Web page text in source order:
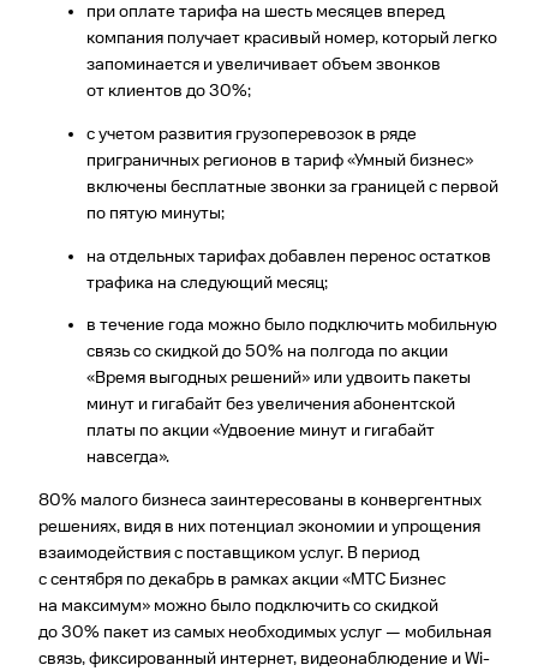
при оплате тарифа на шесть месяцев вперед
компания получает красивый номер, который легко
запоминается и увеличивает объем звонков
от клиентов до 30%;
с учетом развития грузоперевозок в ряде
приграничных регионов в тариф «Умный бизнес»
включены бесплатные звонки за границей с первой
по пятую минуты;
на отдельных тарифах добавлен перенос остатков
трафика на следующий месяц;
в течение года можно было подключить мобильную
связь со скидкой до 50% на полгода по акции
«Время выгодных решений» или удвоить пакеты
минут и гигабайт без увеличения абонентской
платы по акции «Удвоение минут и гигабайт
навсегда».
80% малого бизнеса заинтересованы в конвергентных
решениях, видя в них потенциал экономии и упрощения
взаимодействия с поставщиком услуг. В период
с сентября по декабрь в рамках акции «МТС Бизнес
на максимум» можно было подключить со скидкой
до 30% пакет из самых необходимых услуг — мобильная
связь, фиксированный интернет, видеонаблюдение и Wi-